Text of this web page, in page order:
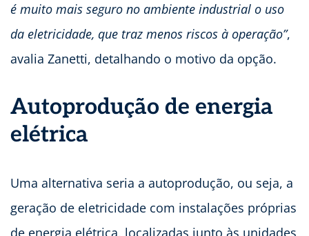
é muito mais seguro no ambiente industrial o uso
da eletricidade, que traz menos riscos à operação”,
avalia Zanetti, detalhando o motivo da opção.
Autoprodução de energia
elétrica
Uma alternativa seria a autoprodução, ou seja, a
geração de eletricidade com instalações próprias